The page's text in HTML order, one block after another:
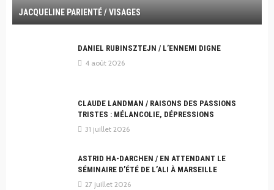
JACQUELINE PARIENTÉ / VISAGES
DANIEL RUBINSZTEJN / L’ENNEMI DIGNE
4 août 2026
CLAUDE LANDMAN / RAISONS DES PASSIONS
TRISTES : MÉLANCOLIE, DÉPRESSIONS
31 juillet 2026
ASTRID HA-DARCHEN / EN ATTENDANT LE
SÉMINAIRE D’ÉTÉ DE L’ALI À MARSEILLE
27 juillet 2026